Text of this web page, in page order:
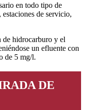
en todo tipo de
de servicio,
de hidrocarburo y el
un efluente con
de 5 mg/l.
DE